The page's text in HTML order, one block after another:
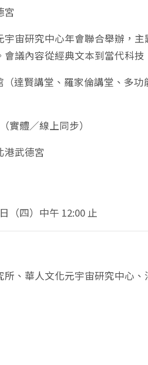
宮
宙研究中心年會聯合舉辦，
議內容從經典文本到當代科
達賢講堂、羅家倫講堂、多功
（實體／線上同步）
港武德宮
（四）中午 12:00 止
、華人文化元宇宙研究中心